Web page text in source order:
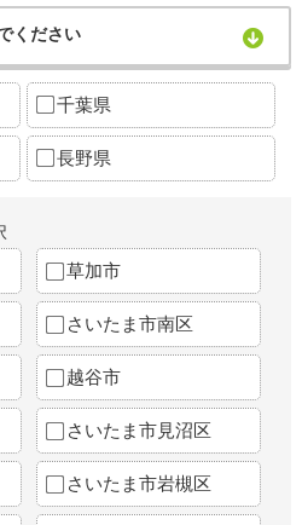
ください
千葉県
長野県
草加市
さいたま市南区
越谷市
さいたま市見沼区
さいたま市岩槻区